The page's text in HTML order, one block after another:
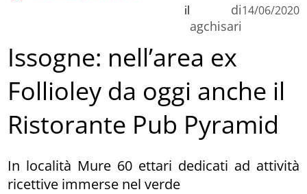
di
agchisari
il 14/06/2020
Issogne: nell’area ex
Follioley da oggi anche il
Ristorante Pub Pyramid
In località Mure 60 ettari dedicati ad attività
ricettive immerse nel verde